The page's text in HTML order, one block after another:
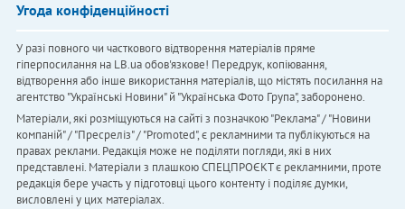
Угода конфіденційності
У разі повного чи часткового відтворення матеріалів пряме
гіперпосилання на LB.ua обов'язкове! Передрук, копіювання,
відтворення або інше використання матеріалів, що містять посилання на
агентство "Українськi Новини" й "Українська Фото Група", заборонено.
Матеріали, які розміщуються на сайті з позначкою "Реклама" / "Новини
компаній" / "Пресреліз" / "Promoted", є рекламними та публікуються на
правах реклами. Редакція може не поділяти погляди, які в них
представлені. Матеріали з плашкою СПЕЦПРОЄКТ є рекламними, проте
редакція бере участь у підготовці цього контенту і поділяє думки,
висловлені у цих матеріалах.